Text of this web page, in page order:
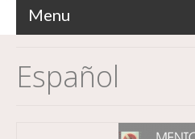
Menu
Español